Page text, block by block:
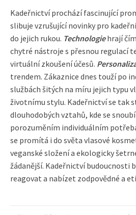
Kadeřnictví prochází fascinující
slibuje vzrušující novinky pro
do jejich rukou. Technologiehrají
chytré nástroje s přesnou regulací
virtuální zkoušení účesů.
trendem. Zákaznice dnes touží po
službách šitých na míru jejich typu
životnímu stylu. Kadeřnictví se tak
dlouhodobých vztahů, kde se
porozuměním individuálním
se promítá i do světa vlasové
veganské složení a ekologicky
žádanější. Kadeřnictví budoucnosti
reagovat a nabízet zodpovědné a